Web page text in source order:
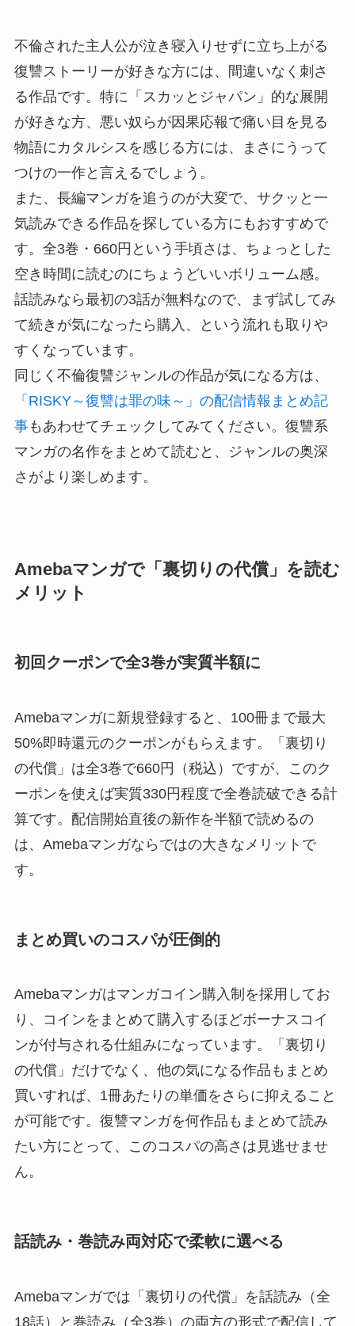
不倫された主人公が泣き寝入りせずに立ち上がる
復讐ストーリーが好きな方には、間違いなく刺さ
る作品です。特に「スカッとジャパン」的な展開
が好きな方、悪い奴らが因果応報で痛い目を見る
物語にカタルシスを感じる方には、まさにうって
つけの一作と言えるでしょう。
また、長編マンガを追うのが大変で、サクッと一
気読みできる作品を探している方にもおすすめで
す。全3巻・660円という手頃さは、ちょっとした
空き時間に読むのにちょうどいいボリューム感。
話読みなら最初の3話が無料なので、まず試してみ
て続きが気になったら購入、という流れも取りや
すくなっています。
同じく不倫復讐ジャンルの作品が気になる方は、
「RISKY～復讐は罪の味～」の配信情報まとめ記
事もあわせてチェックしてみてください。復讐系
マンガの名作をまとめて読むと、ジャンルの奥深
さがより楽しめます。
Amebaマンガで「裏切りの代償」を読む
メリット
初回クーポンで全3巻が実質半額に
Amebaマンガに新規登録すると、100冊まで最大
50%即時還元のクーポンがもらえます。「裏切り
の代償」は全3巻で660円（税込）ですが、このク
ーポンを使えば実質330円程度で全巻読破できる計
算です。配信開始直後の新作を半額で読めるの
は、Amebaマンガならではの大きなメリットで
す。
まとめ買いのコスパが圧倒的
Amebaマンガはマンガコイン購入制を採用してお
り、コインをまとめて購入するほどボーナスコイ
ンが付与される仕組みになっています。「裏切り
の代償」だけでなく、他の気になる作品もまとめ
買いすれば、1冊あたりの単価をさらに抑えること
が可能です。復讐マンガを何作品もまとめて読み
たい方にとって、このコスパの高さは見逃せませ
ん。
話読み・巻読み両対応で柔軟に選べる
Amebaマンガでは「裏切りの代償」を話読み（全
18話）と巻読み（全3巻）の両方の形式で配信して